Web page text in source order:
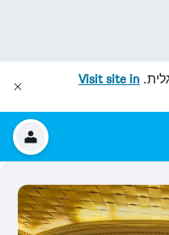
Visit site in